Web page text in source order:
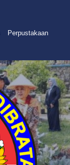
Perpustakaan